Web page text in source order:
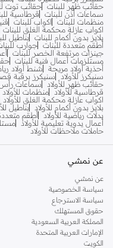
حقائب ظهر للبنات حقائب توت
سماعات أذن للبنات
قرطاسية
منظمات للبنات
اكواب للبنات
اكواب عازلة محكمة الغلق للبنات
بلايز بدون أكمام للبنات بناطيل
أطقم متعددة للبنات جوارب
جينزات مرتفعة الخصر للبنات
مستلزمات أعمال فنية للبنات
أحذية أولاد مريحة
شنط أولاد
سنيكرز للأولاد
سنيكرز برقبة
حقائب ظهر للأولاد
سماعات رأس
قرطاسية للأولاد منظمات للأولاد
اكواب عازلة محكمة الغلق للأولاد
بلايز بدون أكمام للأولاد
بناطيل
بدلات رياضية للأولاد أطقم متعددة
أعمال يدوية تعليمية للأولاد
حاملات ملاحظات للأولاد
عن نمشي
عن نمشي
سياسة الخصوصية
سياسة الاسترجاع
حقوق المستهلك
المملكة العربية السعودية
الإمارات العربية المتحدة
الكويت